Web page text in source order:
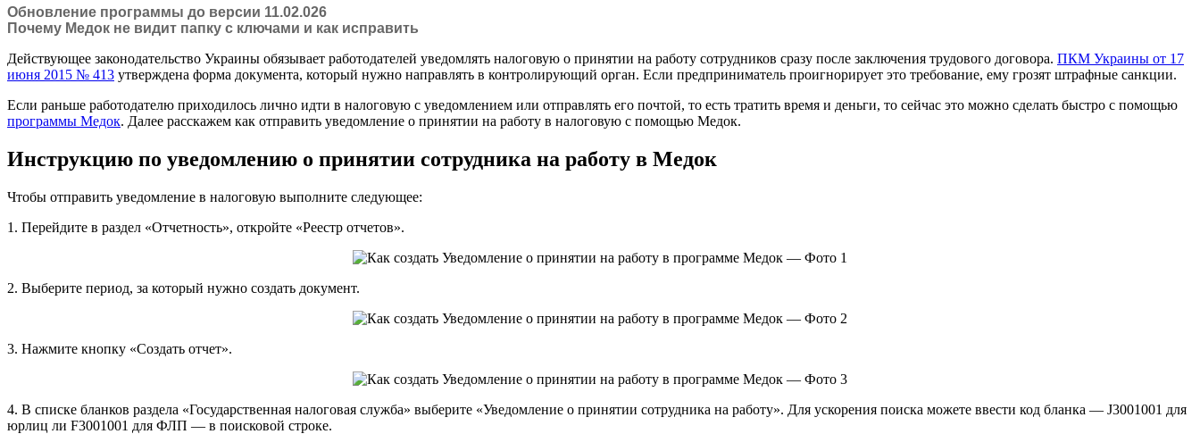
Обновление программы до версии 11.02.026
Почему Медок не видит папку с ключами и как исправить
Действующее законодательство Украины обязывает работодателей уведомлять налоговую о принятии на работу сотрудников сразу после заключения трудового договора. ПКМ Украины от 17
июня 2015 № 413 утверждена форма документа, который нужно направлять в контролирующий орган. Если предприниматель проигнорирует это требование, ему грозят штрафные санкции.
Если раньше работодателю приходилось лично идти в налоговую с уведомлением или отправлять его почтой, то есть тратить время и деньги, то сейчас это можно сделать быстро с помощью
программы Медок. Далее расскажем как отправить уведомление о принятии на работу в налоговую с помощью Медок.
Инструкцию по уведомлению о принятии сотрудника на работу в Медок
Чтобы отправить уведомление в налоговую выполните следующее:
1. Перейдите в раздел «Отчетность», откройте «Реестр отчетов».
2. Выберите период, за который нужно создать документ.
3. Нажмите кнопку «Создать отчет».
4. В списке бланков раздела «Государственная налоговая служба» выберите «Уведомление о принятии сотрудника на работу». Для ускорения поиска можете ввести код бланка — J3001001 для
юрлиц ли F3001001 для ФЛП — в поисковой строке.